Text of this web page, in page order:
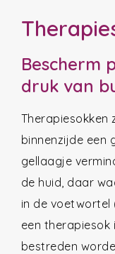
Bescherm
druk van
Therapiesokken
binnenzijde een
gellaagje
de huid, daar
in de voetwortel
een
bestreden